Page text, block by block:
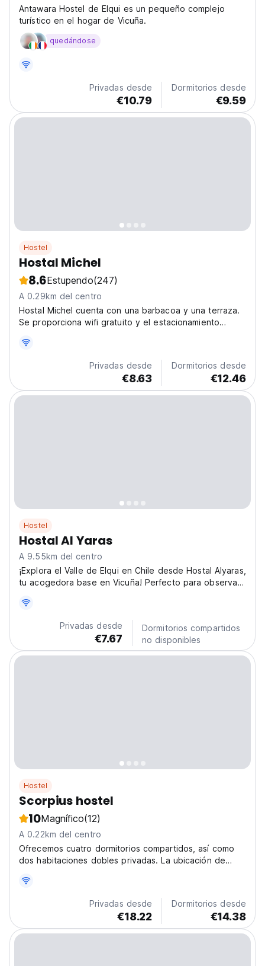
Antawara Hostel de Elqui es un pequeño complejo
turístico en el hogar de Vicuña.
quedándose
Privadas desde
€10.79
Dormitorios desde
€9.59
Hostel
Hostal Michel
8.6Estupendo(247)
A 0.29km del centro
Hostal Michel cuenta con una barbacoa y una terraza.
Se proporciona wifi gratuito y el estacionamiento
Privadas desde
€8.63
Dormitorios desde
€12.46
Hostel
Hostal Al Yaras
A 9.55km del centro
¡Explora el Valle de Elqui en Chile desde Hostal Alyaras,
tu acogedora base en Vicuña! Perfecto para observar
la magia de los hostales del Valle de Elqui. (Auto-
translated from original language)
Privadas desde
€7.67
Dormitorios compartidos
no disponibles
Hostel
Scorpius hostel
10Magnífico(12)
A 0.22km del centro
Ofrecemos cuatro dormitorios compartidos, así como
dos habitaciones dobles privadas. La ubicación de
Privadas desde
€18.22
Dormitorios desde
€14.38